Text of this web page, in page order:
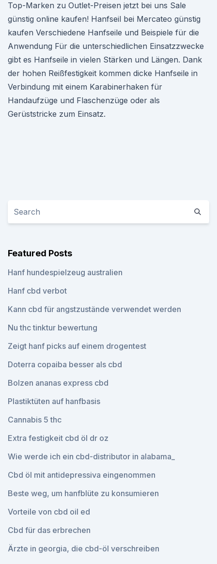
Top-Marken zu Outlet-Preisen jetzt bei uns Sale
günstig online kaufen! Hanfseil bei Mercateo günstig
kaufen Verschiedene Hanfseile und Beispiele für die
Anwendung Für die unterschiedlichen Einsatzzwecke
gibt es Hanfseile in vielen Stärken und Längen. Dank
der hohen Reißfestigkeit kommen dicke Hanfseile in
Verbindung mit einem Karabinerhaken für
Handaufzüge und Flaschenzüge oder als
Gerüststricke zum Einsatz.
Featured Posts
Hanf hundespielzeug australien
Hanf cbd verbot
Kann cbd für angstzustände verwendet werden
Nu thc tinktur bewertung
Zeigt hanf picks auf einem drogentest
Doterra copaiba besser als cbd
Bolzen ananas express cbd
Plastiktüten auf hanfbasis
Cannabis 5 thc
Extra festigkeit cbd öl dr oz
Wie werde ich ein cbd-distributor in alabama_
Cbd öl mit antidepressiva eingenommen
Beste weg, um hanfblüte zu konsumieren
Vorteile von cbd oil ed
Cbd für das erbrechen
Ärzte in georgia, die cbd-öl verschreiben